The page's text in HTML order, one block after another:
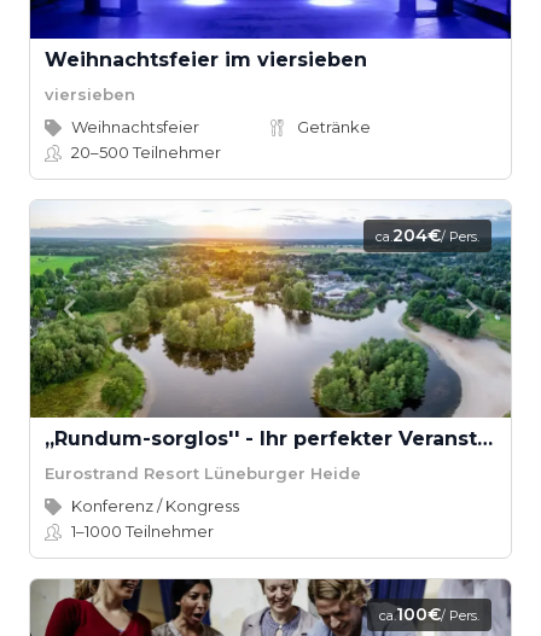
Weihnachtsfeier im viersieben
viersieben
Weihnachtsfeier
Getränke
20–500Teilnehmer
ca.204€/ Pers.
,,Rundum-sorglos'' - Ihr perfekter Veranstaltungstag
Eurostrand Resort Lüneburger Heide
Konferenz / Kongress
1–1000Teilnehmer
ca.100€/ Pers.